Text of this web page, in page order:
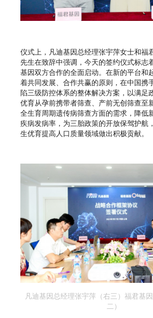
仪式上，凡迪基因总经理张宇萍女士和福
先生在致辞中强调，今天的签约仪式标志
基因双方合作的全面启动。在新的平台和
着共同发展、合作共赢的原则，在中国携
陷三级防控体系的整体解决方案，以满足
优育从孕前携带者筛查、产前无创筛查至
全生育周期遗传病筛查方面的需求，降低
疾病发病率，为三胎政策的开放保驾护航
生优育提高人口质量领域做出积极贡献。
凡迪基因总经理张宇萍（右三）福君基
二）